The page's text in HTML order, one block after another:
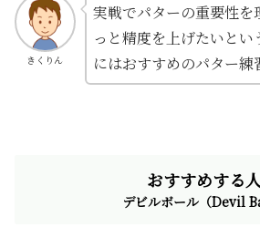
きくりん
実戦でパターの重要性を
っと精度を上げたいと
にはおすすめのパター練
おすすめする
デビルボール（Devil